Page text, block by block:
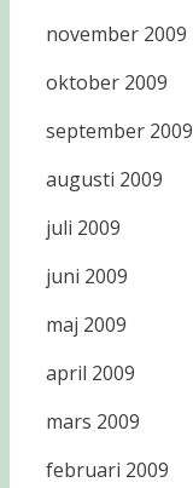
november 2009
oktober 2009
september 2009
augusti 2009
juli 2009
juni 2009
maj 2009
april 2009
mars 2009
februari 2009